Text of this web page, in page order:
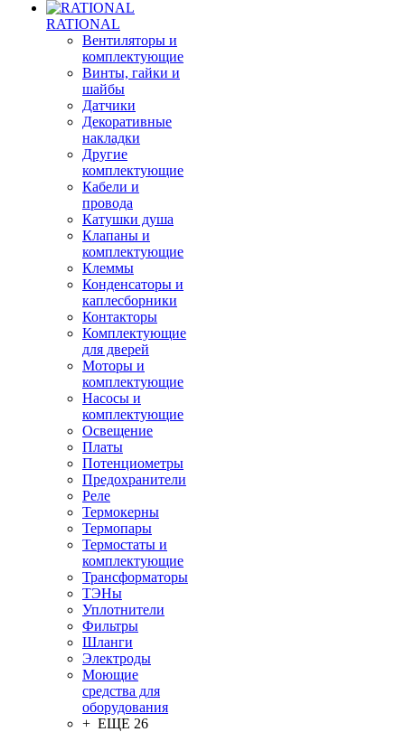
RATIONAL
Вентиляторы и
комплектующие
Винты, гайки и
шайбы
Датчики
Декоративные
накладки
Другие
комплектующие
Кабели и
провода
Катушки душа
Клапаны и
комплектующие
Клеммы
Конденсаторы и
каплесборники
Контакторы
Комплектующие
для дверей
Моторы и
комплектующие
Насосы и
комплектующие
Освещение
Платы
Потенциометры
Предохранители
Реле
Термокерны
Термопары
Термостаты и
комплектующие
Трансформаторы
ТЭНы
Уплотнители
Фильтры
Шланги
Электроды
Моющие
средства для
оборудования
+ ЕЩЕ 26